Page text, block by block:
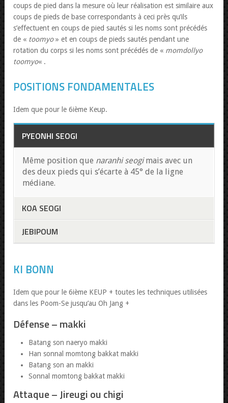
coups de pied dans la mesure où leur réalisation est similaire aux
coups de pieds de base correspondants à ceci près qu’ils
s’effectuent en coups de pied sautés si les noms sont précédés
de « toomyo» et en coups de pieds sautés pendant une
rotation du corps si les noms sont précédés de « momdollyo
toomyo« .
POSITIONS FONDAMENTALES
Idem que pour le 6ième Keup.
PYEONHI SEOGI
Même position que naranhi seogimais avec un
des deux pieds qui s’écarte à 45° de la ligne
médiane.
KOA SEOGI
JEBIPOUM
KI BONN
Idem que pour le 6ième KEUP + toutes les techniques utilisées
dans les Poom-Se jusqu’au Oh Jang +
Défense – makki
Batang son naeryo makki
Han sonnal momtong bakkat makki
Batang son an makki
Sonnal momtong bakkat makki
Attaque – Jireugi ou chigi